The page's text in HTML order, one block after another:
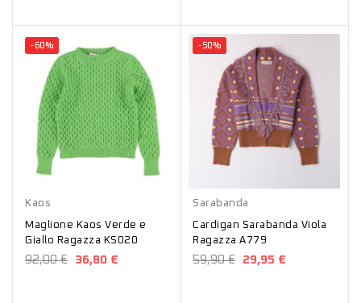
VerdeGiallo
-60%
Kaos
Maglione Kaos Verde e
Giallo Ragazza KS020
92,00 € 36,80 €
-50%
Sarabanda
Cardigan Sarabanda Viola
Ragazza A779
59,90 € 29,95 €